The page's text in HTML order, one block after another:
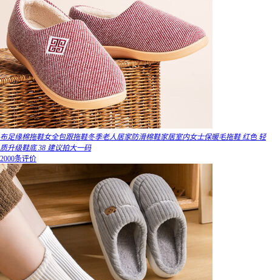
布足缘棉拖鞋女全包跟拖鞋冬季老人居家防滑棉鞋家居室内女士保暖毛拖鞋 红色 轻
质升级鞋底 38 建议拍大一码
2000条评价